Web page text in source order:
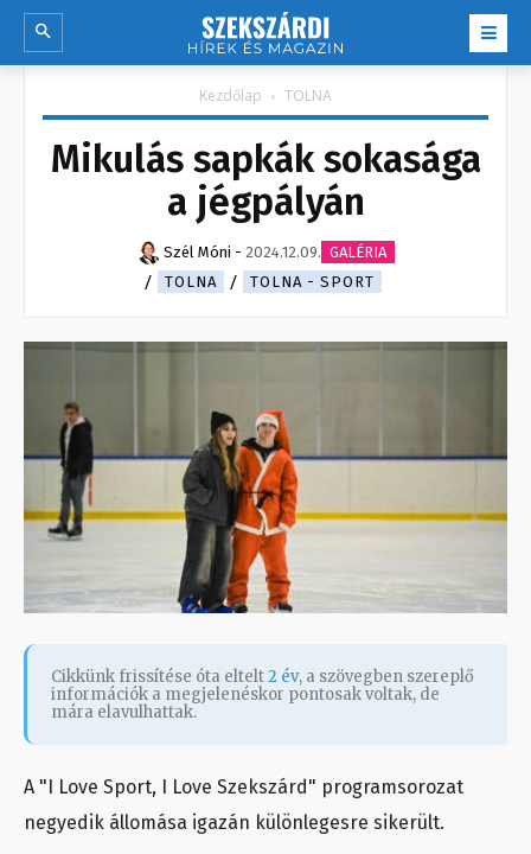
Kezdőlap TOLNA
Mikulás sapkák sokasága
a jégpályán
Szél Móni - 2024.12.09. GALÉRIA
TOLNA
TOLNA - SPORT
Cikkünk frissítése óta eltelt2 év, a szövegben szereplő
információk a megjelenéskor pontosak voltak, de
mára elavulhattak.
A "I Love Sport, I Love Szekszárd" programsorozat
negyedik állomása igazán különlegesre sikerült.